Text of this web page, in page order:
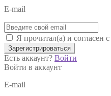
E-mail
Я прочитал(а) и согласен с
Зарегистрироваться
Есть аккаунт? Войти
Войти в аккаунт
E-mail